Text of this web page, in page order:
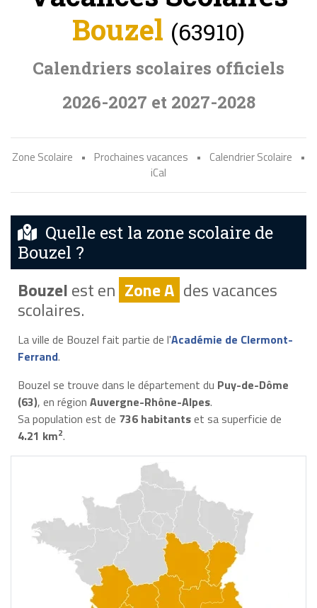
Bouzel (63910)
Calendriers scolaires officiels
2026-2027 et 2027-2028
Zone Scolaire • Prochaines vacances • Calendrier Scolaire
•
iCal
Quelle est la zone scolaire de
Bouzel ?
Bouzelest en Zone A des vacances
scolaires.
La ville de Bouzel fait partie de l'Académie de Clermont-
Ferrand.
Bouzel se trouve dans le département du Puy-de-Dôme
(63), en région Auvergne-Rhône-Alpes.
Sa population est de 736 habitantset sa superficie de
4.21 km2.